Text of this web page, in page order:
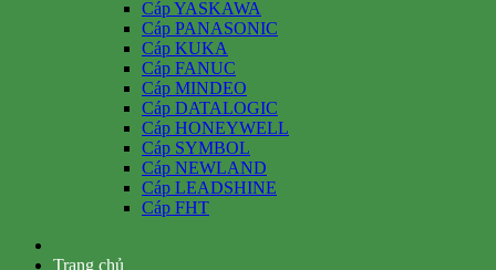
Cáp YASKAWA
Cáp PANASONIC
Cáp KUKA
Cáp FANUC
Cáp MINDEO
Cáp DATALOGIC
Cáp HONEYWELL
Cáp SYMBOL
Cáp NEWLAND
Cáp LEADSHINE
Cáp FHT
Trang chủ